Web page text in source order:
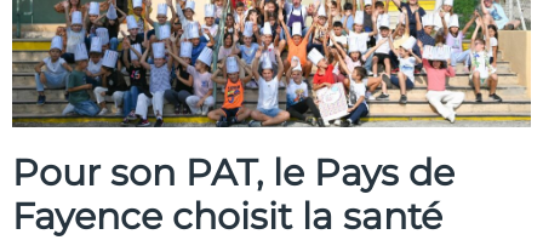
Pour son PAT, le Pays de
Fayence choisit la santé